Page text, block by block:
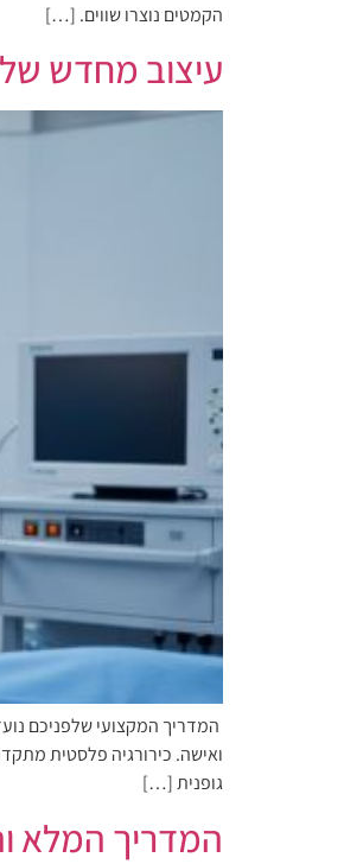
הקמטים נוצרו שווים. […]
עיצוב מחדש
המדריך המקצועי שלפניכם
ואישה. כירורגיה פלסטית
גופנית […]
המדריך המלא